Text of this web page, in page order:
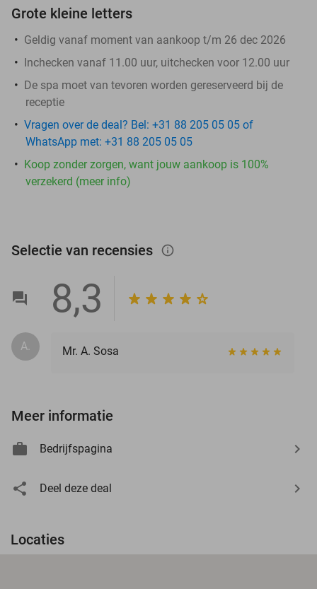
Grote kleine letters
Geldig vanaf moment van aankoop t/m 26 dec 2026
Inchecken vanaf 11.00 uur, uitchecken voor 12.00 uur
De spa moet van tevoren worden gereserveerd bij de
receptie
Vragen over de deal? Bel: +31 88 205 05 05 of
WhatsApp met: +31 88 205 05 05
Koop zonder zorgen, want jouw aankoop is 100%
verzekerd (meer info)
Selectie van recensies info_outlined
8,3
A. Mr. A. Sosa
Meer informatie
Bedrijfspagina
Deel deze deal
Locaties